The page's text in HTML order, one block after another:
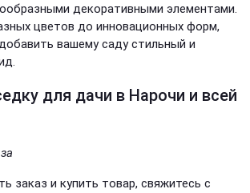
декоративными элементами.
цветов до инновационных форм,
вашему саду стильный и
для дачи в Нарочи и всей
заказ и купить товар, свяжитесь с